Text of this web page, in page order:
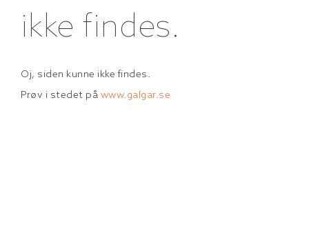
ikke findes.
Oj, siden kunne ikke findes.
Prøv i stedet på www.galgar.se